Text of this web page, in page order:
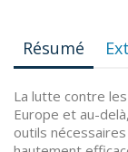
Résumé
La lutte contre
Europe et au-
outils